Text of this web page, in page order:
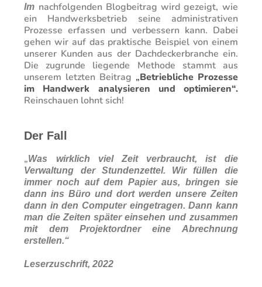
Im nachfolgenden Blogbeitrag wird gezeigt, wie
ein Handwerksbetrieb seine administrativen
Prozesse erfassen und verbessern kann. Dabei
gehen wir auf das praktische Beispiel von einem
unserer Kunden aus der Dachdeckerbranche ein.
Die zugrunde liegende Methode stammt aus
unserem letzten Beitrag „Betriebliche Prozesse
im Handwerk analysieren und optimieren“.
Reinschauen lohnt sich!
Der Fall
„Was wirklich viel Zeit verbraucht, ist die
Verwaltung der Stundenzettel. Wir füllen die
immer noch auf dem Papier aus, bringen sie
dann ins Büro und dort werden unsere Zeiten
dann in den Computer eingetragen. Dann kann
man die Zeiten später einsehen und zusammen
mit dem Projektordner eine Abrechnung
erstellen.“
Leserzuschrift, 2022